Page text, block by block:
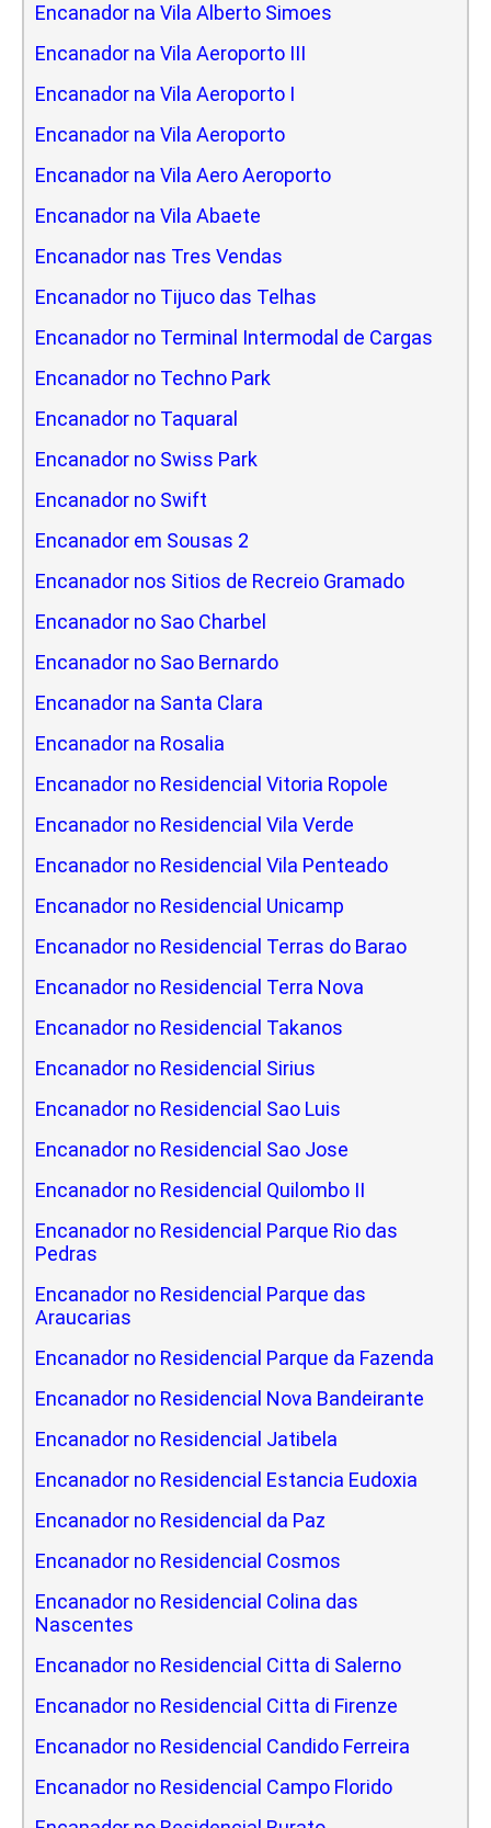
Encanador na Vila Alberto Simoes
Encanador na Vila Aeroporto III
Encanador na Vila Aeroporto I
Encanador na Vila Aeroporto
Encanador na Vila Aero Aeroporto
Encanador na Vila Abaete
Encanador nas Tres Vendas
Encanador no Tijuco das Telhas
Encanador no Terminal Intermodal de Cargas
Encanador no Techno Park
Encanador no Taquaral
Encanador no Swiss Park
Encanador no Swift
Encanador em Sousas 2
Encanador nos Sitios de Recreio Gramado
Encanador no Sao Charbel
Encanador no Sao Bernardo
Encanador na Santa Clara
Encanador na Rosalia
Encanador no Residencial Vitoria Ropole
Encanador no Residencial Vila Verde
Encanador no Residencial Vila Penteado
Encanador no Residencial Unicamp
Encanador no Residencial Terras do Barao
Encanador no Residencial Terra Nova
Encanador no Residencial Takanos
Encanador no Residencial Sirius
Encanador no Residencial Sao Luis
Encanador no Residencial Sao Jose
Encanador no Residencial Quilombo II
Encanador no Residencial Parque Rio das
Pedras
Encanador no Residencial Parque das
Araucarias
Encanador no Residencial Parque da Fazenda
Encanador no Residencial Nova Bandeirante
Encanador no Residencial Jatibela
Encanador no Residencial Estancia Eudoxia
Encanador no Residencial da Paz
Encanador no Residencial Cosmos
Encanador no Residencial Colina das
Nascentes
Encanador no Residencial Citta di Salerno
Encanador no Residencial Citta di Firenze
Encanador no Residencial Candido Ferreira
Encanador no Residencial Campo Florido